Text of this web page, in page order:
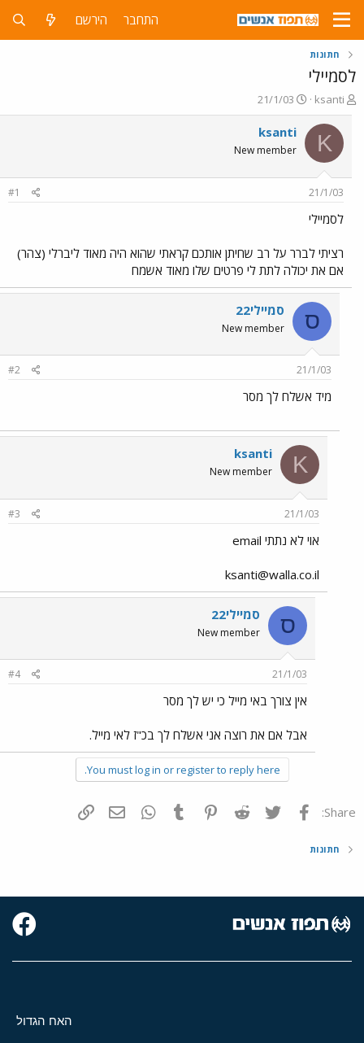
התחבר הירשם
חתונות
לסמיילי
פ
ו
ת
ח
ה
ש
א
ksanti
פ
ו
ר
ם
21/1/03
K
ksanti
New member
21/1/03
#1
לסמיילי
רציתי לברר על רב שחיתן אותכם קראתי שהוא היה מאוד ליברלי (צהר)
אם את יכולה לתת לי פרטים שלו מאוד אשמח
ס סמיילי22
New member
21/1/03
#2
מיד אשלח לך מסר
K
ksanti
New member
21/1/03
#3
אוי לא נתתי email
ksanti@walla.co.il
ס סמיילי22
New member
21/1/03
#4
אין צורך באי מייל כי יש לך מסר
אבל אם את רוצה אני אשלח לך בכ"ז לאי מייל.
You must log in or register to reply here.
Share: פייסבוק Twitter
Reddit
Pinterest
Tumblr
WhatsAppדואר אלקטרוני
חתונות
האח הגדול